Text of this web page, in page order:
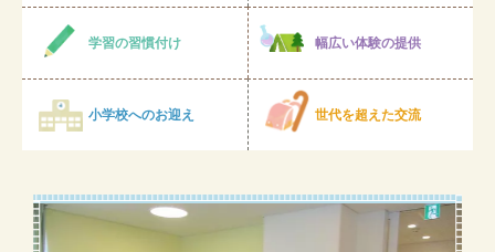
学習の習慣付け 幅広い体験の提供
小学校へのお迎え 世代を超えた交流